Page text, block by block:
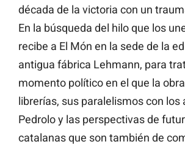
década de la victoria con un
En la búsqueda del hilo que los
recibe a El Món en la sede de la
antigua fábrica Lehmann, para
momento político en el que la
librerías, sus paralelismos con los
Pedrolo y las perspectivas de
catalanas que son también de